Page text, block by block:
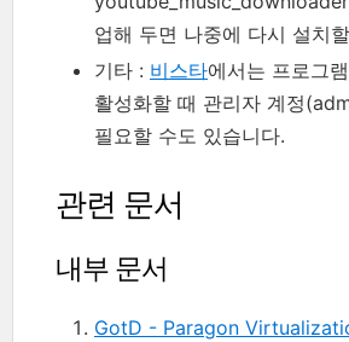
업해 두면 나중에 다시 설치
기타 : 비스타에서는 프로그
활성화할 때 관리자 계정
필요할 수도 있습니다.
관련 문서
내부 문서
GotD - Paragon